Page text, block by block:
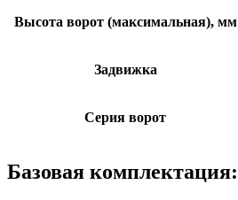
Высота ворот (максимальная), мм
Задвижка
Серия ворот
Базовая комплектация: